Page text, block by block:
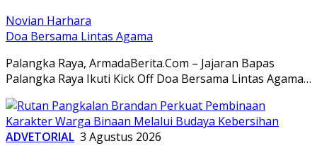
Novian Harhara
Doa Bersama Lintas Agama
Palangka Raya, ArmadaBerita.Com – Jajaran Bapas
Palangka Raya Ikuti Kick Off Doa Bersama Lintas Agama…
ADVETORIAL 3 Agustus 2026